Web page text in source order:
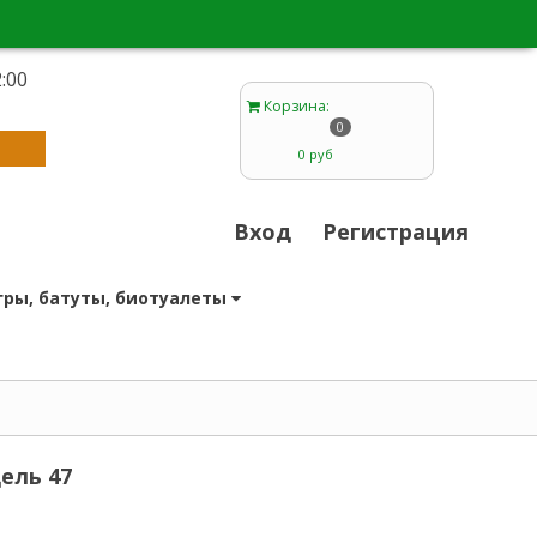
Корзина:
0
0 руб
Вход Регистрация
батуты, биотуалеты
47